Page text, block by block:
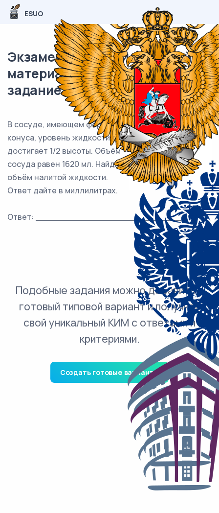
ESUO
Экзаменационный (типовой)
материал ЕГЭ / База / 11
задание (24) / 153
В сосуде, имеющем форму
конуса, уровень жидкости
достигает 1/2 высоты. Объём
сосуда равен 1620 мл. Найдите
объём налитой жидкости.
Ответ дайте в миллилитрах.
Ответ: ___________________________.
Подобные задания можно добавить в
готовый типовой вариант и получить
свой уникальный КИМ с ответами и
критериями.
Создать готовые варианты